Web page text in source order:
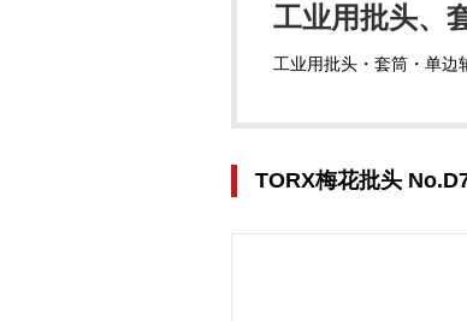
工业用批头、
工业用批头・套筒・单边
TORX梅花批头